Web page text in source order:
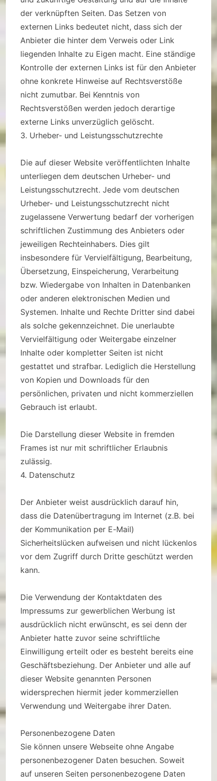
der verknüpften Seiten. Das Setzen von
externen Links bedeutet nicht, dass sich der
Anbieter die hinter dem Verweis oder Link
liegenden Inhalte zu Eigen macht. Eine ständige
Kontrolle der externen Links ist für den Anbieter
ohne konkrete Hinweise auf Rechtsverstöße
nicht zumutbar. Bei Kenntnis von
Rechtsverstößen werden jedoch derartige
externe Links unverzüglich gelöscht.
3. Urheber- und Leistungsschutzrechte
Die auf dieser Website veröffentlichten Inhalte
unterliegen dem deutschen Urheber- und
Leistungsschutzrecht. Jede vom deutschen
Urheber- und Leistungsschutzrecht nicht
zugelassene Verwertung bedarf der vorherigen
schriftlichen Zustimmung des Anbieters oder
jeweiligen Rechteinhabers. Dies gilt
insbesondere für Vervielfältigung, Bearbeitung,
Übersetzung, Einspeicherung, Verarbeitung
bzw. Wiedergabe von Inhalten in Datenbanken
oder anderen elektronischen Medien und
Systemen. Inhalte und Rechte Dritter sind dabei
als solche gekennzeichnet. Die unerlaubte
Vervielfältigung oder Weitergabe einzelner
Inhalte oder kompletter Seiten ist nicht
gestattet und strafbar. Lediglich die Herstellung
von Kopien und Downloads für den
persönlichen, privaten und nicht kommerziellen
Gebrauch ist erlaubt.
Die Darstellung dieser Website in fremden
Frames ist nur mit schriftlicher Erlaubnis
zulässig.
4. Datenschutz
Der Anbieter weist ausdrücklich darauf hin,
dass die Datenübertragung im Internet (z.B. bei
der Kommunikation per E-Mail)
Sicherheitslücken aufweisen und nicht lückenlos
vor dem Zugriff durch Dritte geschützt werden
kann.
Die Verwendung der Kontaktdaten des
Impressums zur gewerblichen Werbung ist
ausdrücklich nicht erwünscht, es sei denn der
Anbieter hatte zuvor seine schriftliche
Einwilligung erteilt oder es besteht bereits eine
Geschäftsbeziehung. Der Anbieter und alle auf
dieser Website genannten Personen
widersprechen hiermit jeder kommerziellen
Verwendung und Weitergabe ihrer Daten.
Personenbezogene Daten
Sie können unsere Webseite ohne Angabe
personenbezogener Daten besuchen. Soweit
auf unseren Seiten personenbezogene Daten